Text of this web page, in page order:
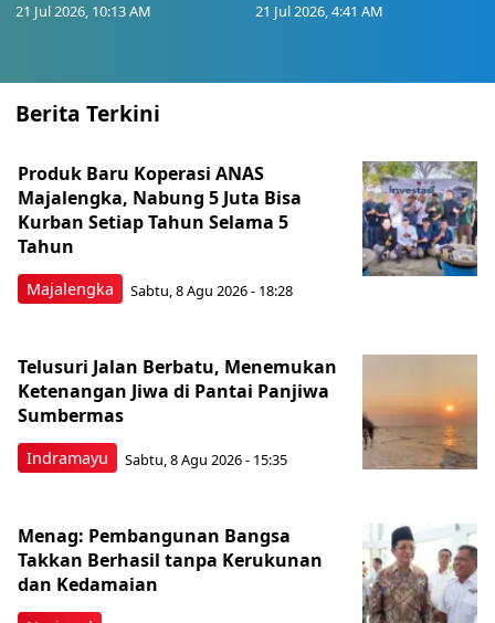
21 Jul 2026, 10:13 AM 21 Jul 2026, 4:41 AM
Berita Terkini
Majalengka
Produk Baru Koperasi ANAS
Majalengka, Nabung 5 Juta Bisa
Kurban Setiap Tahun Selama 5
Tahun
Sabtu, 8 Agu 2026 - 18:28
Indramayu
Telusuri Jalan Berbatu, Menemukan
Ketenangan Jiwa di Pantai Panjiwa
Sumbermas
Sabtu, 8 Agu 2026 - 15:35
Menag: Pembangunan Bangsa
Takkan Berhasil tanpa Kerukunan
dan Kedamaian